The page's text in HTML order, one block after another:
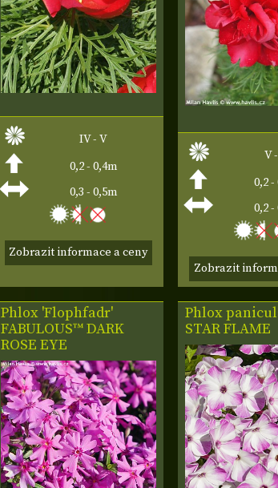
IV - V
0,2 - 0,4m
0,3 - 0,5m
Zobrazit informace a ceny
V
0,2 -
0,2 -
Zobrazit
Phlox 'Flophfadr'
FABULOUS™ DARK
ROSE EYE
Phlox
STAR FLAME